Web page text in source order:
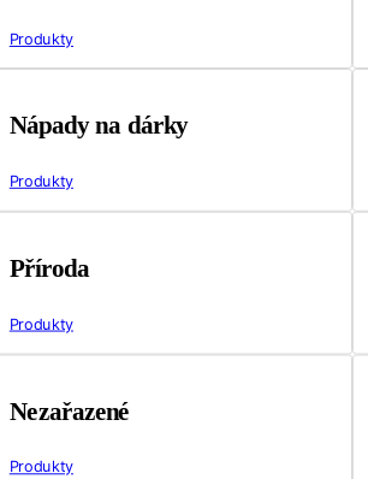
Produkty
Nápady na dárky
Produkty
Příroda
Produkty
Nezařazené
Produkty